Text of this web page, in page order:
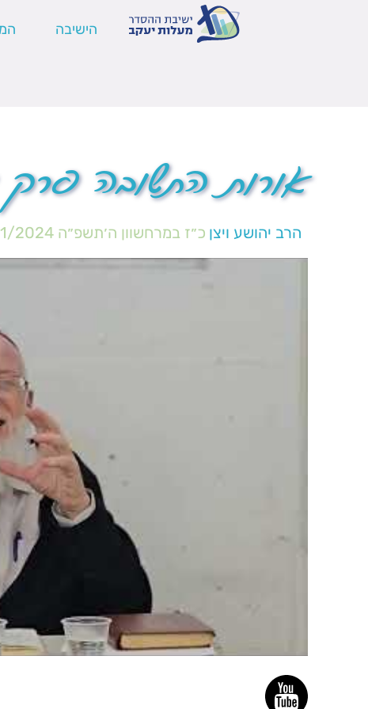
הישיבה
אורות התשובה
הרב יהושע ויצן כ״ז במרחשוון ה׳תשפ״ה 2024